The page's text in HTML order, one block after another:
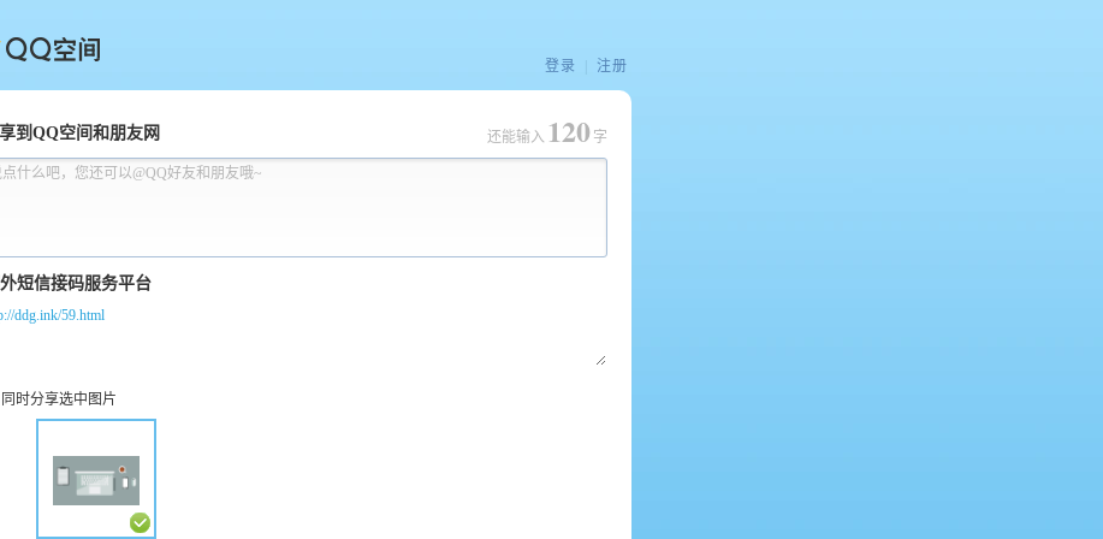
空间
登录 注册
到QQ空间和朋友网
什么吧，您还可以@QQ好友和朋友哦~
还能输入 120 字
ddg.ink/59.html
同时分享选中图片